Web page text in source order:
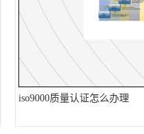
iso9000质量认证怎么办理